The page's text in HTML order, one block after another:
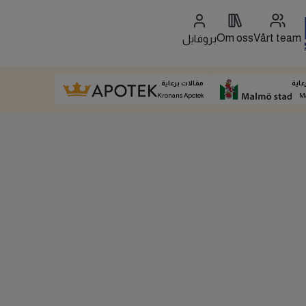
Vårt team
Om ossبروفايل
مقالات برعاية
Kronans Apotek